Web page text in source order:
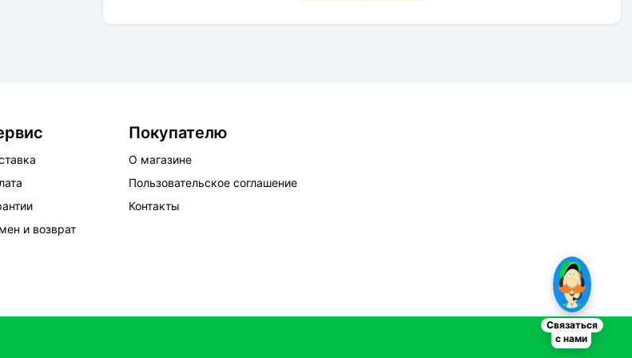
и возврат
Покупателю
О магазине
Пользовательское соглашение
Контакты
Связаться
с нами